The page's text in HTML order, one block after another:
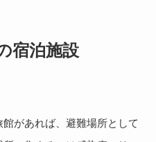
宿泊施設
があれば、避難場所として